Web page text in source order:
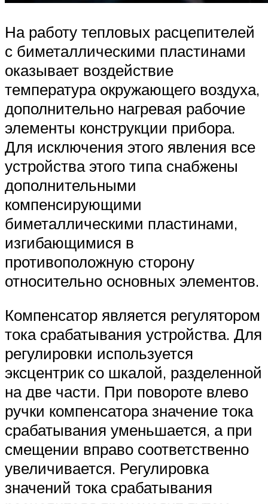
На работу тепловых расцепителей
с биметаллическими пластинами
оказывает воздействие
температура окружающего воздуха,
дополнительно нагревая рабочие
элементы конструкции прибора.
Для исключения этого явления все
устройства этого типа снабжены
дополнительными
компенсирующими
биметаллическими пластинами,
изгибающимися в
противоположную сторону
относительно основных элементов.
Компенсатор является регулятором
тока срабатывания устройства. Для
регулировки используется
эксцентрик со шкалой, разделенной
на две части. При повороте влево
ручки компенсатора значение тока
срабатывания уменьшается, а при
смещении вправо соответственно
увеличивается. Регулировка
значений тока срабатывания